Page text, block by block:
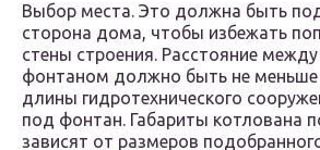
Выбор места. Это должна быть
сторона дома, чтобы избежать
стены строения. Расстояние
фонтаном должно быть не меньше
длины гидротехнического
под фонтан. Габариты котлована
зависят от размеров